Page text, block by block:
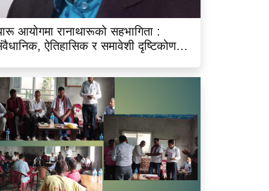
आयोगमा रानाथारूको सहभागिता :
ऐतिहासिक र समावेशी दृष्टिकोणबाट